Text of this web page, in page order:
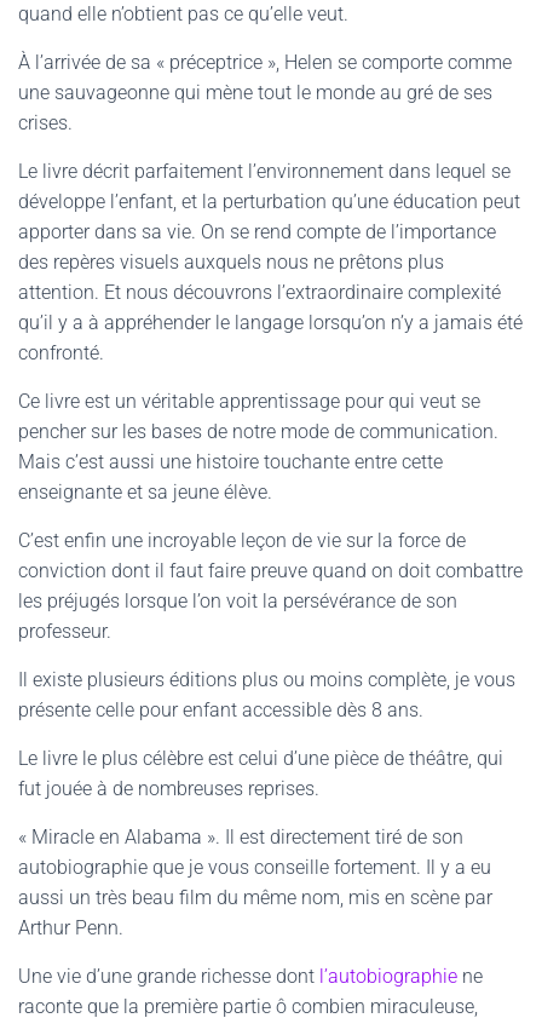
quand elle n’obtient pas ce qu’elle veut.
À l’arrivée de sa « préceptrice », Helen se comporte comme
une sauvageonne qui mène tout le monde au gré de ses
crises.
Le livre décrit parfaitement l’environnement dans lequel se
développe l’enfant, et la perturbation qu’une éducation peut
apporter dans sa vie. On se rend compte de l’importance
des repères visuels auxquels nous ne prêtons plus
attention. Et nous découvrons l’extraordinaire complexité
qu’il y a à appréhender le langage lorsqu’on n’y a jamais été
confronté.
Ce livre est un véritable apprentissage pour qui veut se
pencher sur les bases de notre mode de communication.
Mais c’est aussi une histoire touchante entre cette
enseignante et sa jeune élève.
C’est enfin une incroyable leçon de vie sur la force de
conviction dont il faut faire preuve quand on doit combattre
les préjugés lorsque l’on voit la persévérance de son
professeur.
Il existe plusieurs éditions plus ou moins complète, je vous
présente celle pour enfant accessible dès 8 ans.
Le livre le plus célèbre est celui d’une pièce de théâtre, qui
fut jouée à de nombreuses reprises.
« Miracle en Alabama ». Il est directement tiré de son
autobiographie que je vous conseille fortement. Il y a eu
aussi un très beau film du même nom, mis en scène par
Arthur Penn.
Une vie d’une grande richesse dont l’autobiographie ne
raconte que la première partie ô combien miraculeuse,